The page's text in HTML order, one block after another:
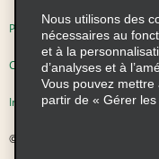
Politique d’utilisation des
Choix de confidentialité
Information précontractuelle
© 2026 Enterprise Holdings,
Nous utilisons des
nécessaires au
et à la
d’analyses et à
Vous pouvez
partir de « Gérer les